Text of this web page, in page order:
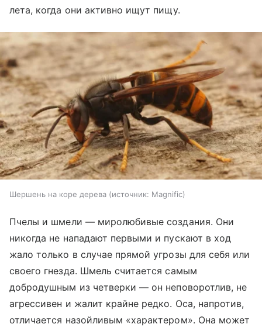
лета, когда они активно ищут пищу.
Шершень на коре дерева источник: Magnific
Пчелы и шмели — миролюбивые создания. Они
никогда не нападают первыми и пускают в ход
жало только в случае прямой угрозы для себя или
своего гнезда. Шмель считается самым
добродушным из четверки — он неповоротлив, не
агрессивен и жалит крайне редко. Оса, напротив,
отличается назойливым «характером». Она может